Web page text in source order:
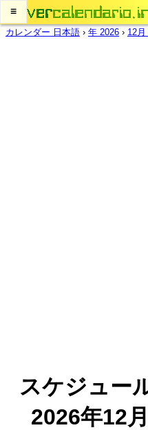
≡
カレンダー 日本語 › 年 2026 › 12
スケジュー
2026年12